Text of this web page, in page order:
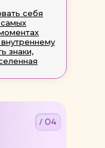
/ 04
себя
знаки,